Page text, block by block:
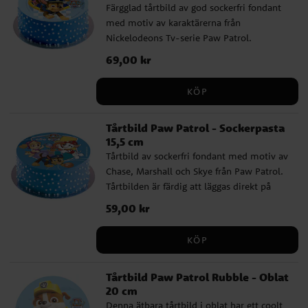
Färgglad tårtbild av god sockerfri fondant
med motiv av karaktärerna från
Nickelodeons Tv-serie Paw Patrol.
Tårtbilden är färdig att läggas direkt på
tårtan och har ett skarpare och mer
Dessutom har bilden en god vaniljsmak.
Innehållsförteckning: Smaksättning,
Stärkelse, färgämnen: E133, E151, E122,
E102, (E102 och E122 kan ha negativ effekt
på barns beteende och koncentration).
förtjockningsmedel: maltodextrin,
fuktighetsbevarande medel: E422,
emulgeringsmedel: E433,
konserveringsmedel: E202, E330,
vegetarianer. Näringsvärde per 100 g:
Energi 2183 kJ / 522 kcal | Fett 28,8 g varav
Pris :69,00 kr
69,00 kr
KÖP
Tårtbild Paw Patrol - Sockerpasta
15,5 cm
Tårtbild av sockerfri fondant med motiv av
Chase, Marshall och Skye från Paw Patrol.
Tårtbilden är färdig att läggas direkt på
tårtan och har ett skarpare tryck än vad en
oblatbild har. Bilden är ca 15,5 cm i
sötningsmedel: E965, stabiliseringsmedel
fuktighetsbevarande medel: E422,
stabiliseringsmedel: E414, E466,
Pris:59,00 kr
59,00 kr
KÖP
Tårtbild Paw Patrol Rubble - Oblat
20 cm
Denna ätbara tårtbild i oblat har ett coolt